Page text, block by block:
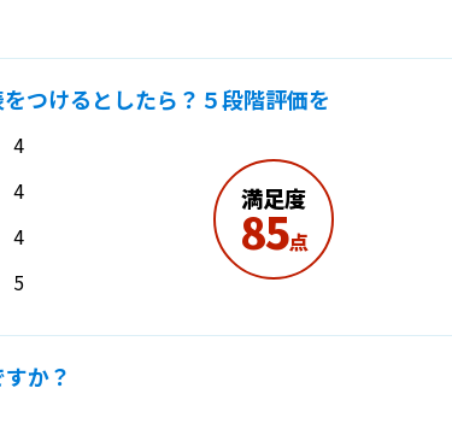
つけるとしたら？５段階評価を
4
4
4
5
満足度
85点
か？